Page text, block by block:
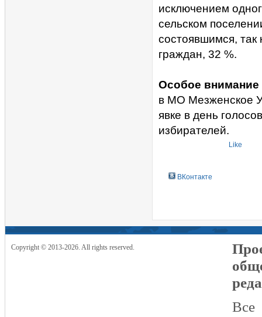
исключением
сельском
состоявшимся,
граждан, 32 %.
Особое внимание
в МО Мезженское
явке в день
избирателей.
Like
ВКонтакте
Copyright © 2013-2026. All rights reserved.